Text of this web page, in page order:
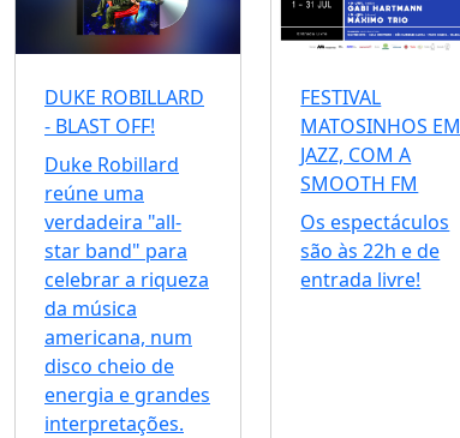
DUKE ROBILLARD
- BLAST OFF!
Duke Robillard
reúne uma
verdadeira "all-
star band" para
celebrar a riqueza
da música
americana, num
disco cheio de
energia e grandes
interpretações.
FESTIVAL
MATOSINHOS EM
JAZZ, COM A
SMOOTH FM
Os espectáculos
são às 22h e de
entrada livre!